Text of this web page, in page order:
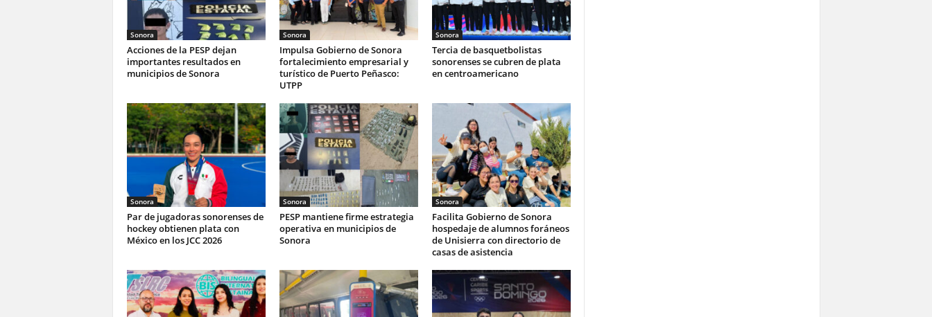
Sonora
Acciones de la PESP dejan
importantes resultados en
municipios de Sonora
Sonora
Impulsa Gobierno de Sonora
fortalecimiento empresarial y
turístico de Puerto Peñasco:
UTPP
Sonora
Tercia de basquetbolistas
sonorenses se cubren de plata
en centroamericano
Sonora
Par de jugadoras sonorenses de
hockey obtienen plata con
México en los JCC 2026
Sonora
PESP mantiene firme estrategia
operativa en municipios de
Sonora
Sonora
Facilita Gobierno de Sonora
hospedaje de alumnos foráneos
de Unisierra con directorio de
casas de asistencia